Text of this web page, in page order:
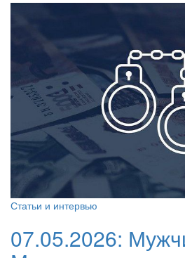
Статьи и интервью
07.05.2026: